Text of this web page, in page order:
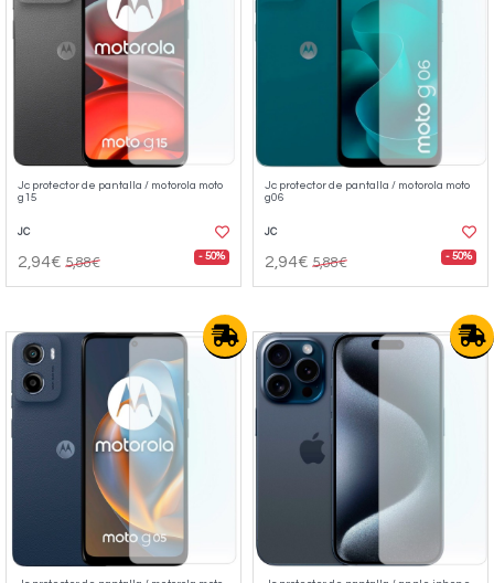
Jc protector de pantalla / motorola moto
g15
JC
2,94€ 5,88€ - 50%
Jc protector de pantalla / motorola moto
g06
JC
2,94€ 5,88€ - 50%